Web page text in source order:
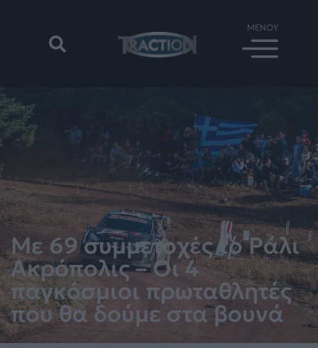
Με 69 συμμετοχές το Ράλι
Ακρόπολις – Οι 4
παγκόσμιοι πρωταθλητές
που θα δούμε στα βουνά